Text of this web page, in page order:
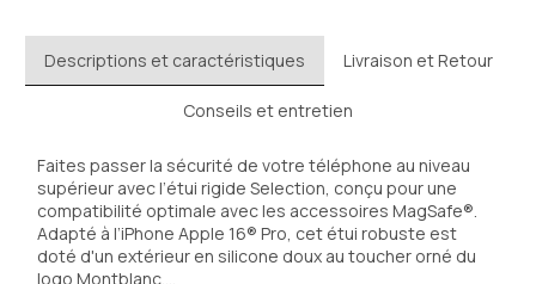
Descriptions et caractéristiques Livraison et Retour
Conseils et entretien
Faites passer la sécurité de votre téléphone au niveau
supérieur avec l’étui rigide Selection, conçu pour une
compatibilité optimale avec les accessoires MagSafe®.
Adapté à l’iPhone Apple 16® Pro, cet étui robuste est
doté d'un extérieur en silicone doux au toucher orné du
logo Montblanc